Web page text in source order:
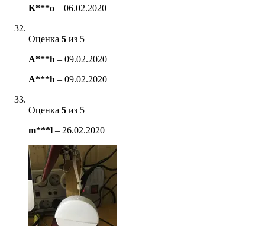
K***o – 06.02.2020
Оценка 5 из 5
A***h – 09.02.2020
A***h – 09.02.2020
Оценка 5 из 5
m***l – 26.02.2020